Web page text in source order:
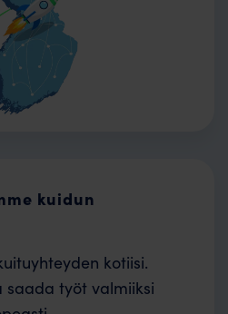
kuidun
kotiisi.
saada työt valmiiksi